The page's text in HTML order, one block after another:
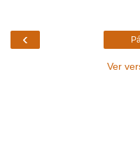
‹
Ver